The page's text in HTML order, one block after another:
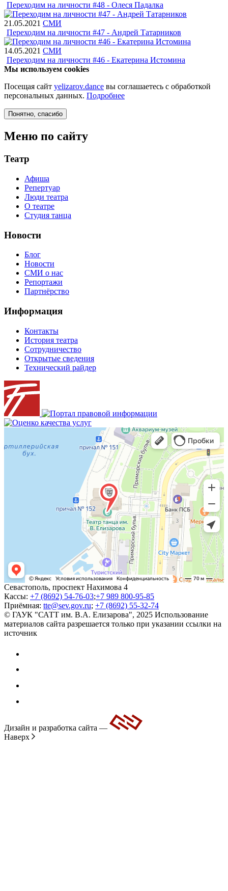
Переходим на личности #48 - Олеся Падалка
21.05.2021 СМИ
Переходим на личности #47 - Андрей Татарников
14.05.2021 СМИ
Переходим на личности #46 - Екатерина Истомина
Мы используем cookies
Посещая сайт yelizarov.dance вы соглашаетесь с обработкой
персональных данных. Подробнее
Понятно , спасибо
Меню по сайту
Театр
Афиша
Репертуар
Люди театра
О театре
Студия танца
Новости
Блог
Новости
СМИ о нас
Репортажи
Партнёрство
Информация
Контакты
История театра
Сотрудничество
Открытые сведения
Технический райдер
Севастополь, проспект Нахимова 4
Кассы: +7 (8692) 54-76-03;+7 989 800-95-85
Приёмная: tte@sev.gov.ru; +7 (8692) 55-32-74
© ГАУК "САТТ им. В.А. Елизарова", 2025 Использование
материалов сайта разрешается только при указании ссылки на
источник
Дизайн и разработка сайта —
Наверх